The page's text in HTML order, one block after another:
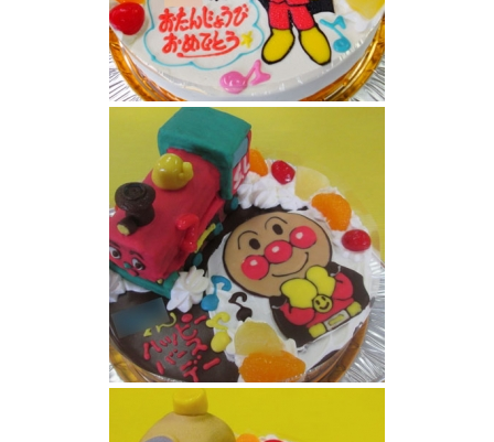
アンパンマンケーキ
SLマンとアンパンマンケーキ